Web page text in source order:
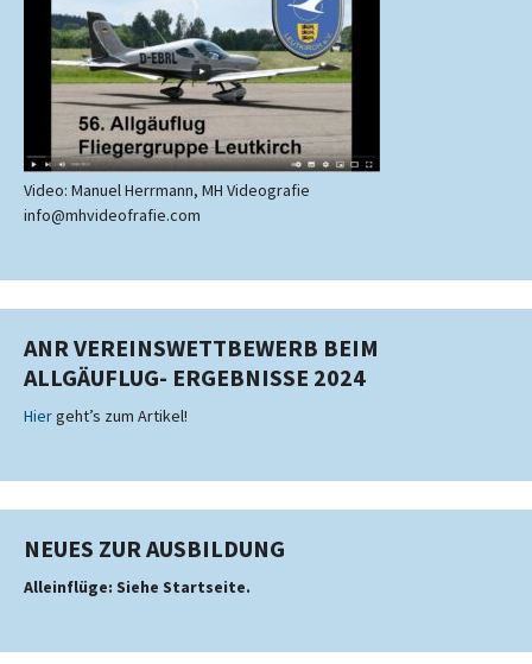
Video: Manuel Herrmann, MH Videografie
info@mhvideofrafie.com
ANR VEREINSWETTBEWERB BEIM
ALLGÄUFLUG- ERGEBNISSE 2024
Hiergeht’s zum Artikel!
NEUES ZUR AUSBILDUNG
Alleinflüge: Siehe Startseite.